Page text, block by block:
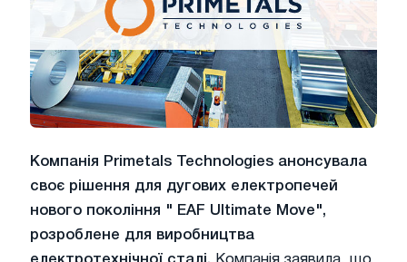
Компанія Primetals Technologies анонсувала
своє рішення для дугових електропечей
нового покоління " EAF Ultimate Move",
розроблене для виробництва